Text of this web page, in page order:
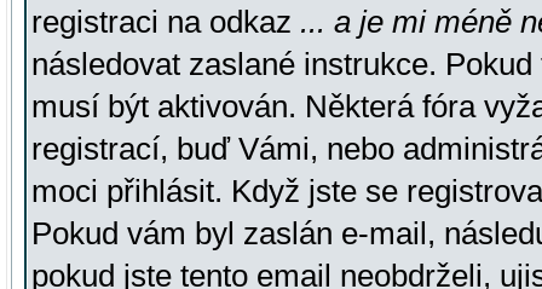
registraci na odkaz ... a je mi méně
následovat zaslané instrukce.
musí být aktivován. Některá fóra
registrací, buď Vámi, nebo
moci přihlásit. Když jste se
Pokud vám byl zaslán e-mail,
pokud jste tento email neobdrželi,